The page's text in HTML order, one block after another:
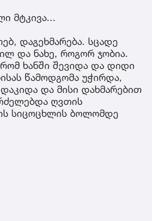
მტკივა...
დაგეხმარება. სცადე
და ნახე, როგორ ჯობია.
რომ ხანში შევიდა და დიდი
წამოდგომა უჭირდა,
და მისი დახმარებით
ღვთის
სიცოცხლის ბოლომდე